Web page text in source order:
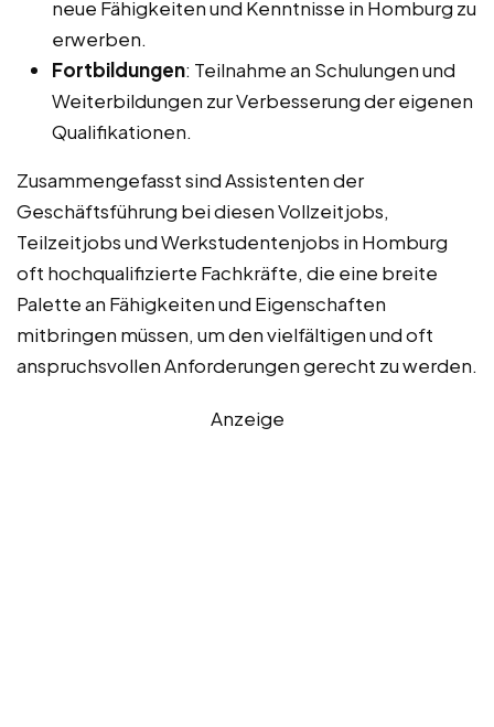
neue Fähigkeiten und Kenntnisse in Homburg zu
erwerben.
Fortbildungen: Teilnahme an Schulungen und
Weiterbildungen zur Verbesserung der eigenen
Qualifikationen.
Zusammengefasst sind Assistenten der
Geschäftsführung bei diesen Vollzeitjobs,
Teilzeitjobs und Werkstudentenjobs in Homburg
oft hochqualifizierte Fachkräfte, die eine breite
Palette an Fähigkeiten und Eigenschaften
mitbringen müssen, um den vielfältigen und oft
anspruchsvollen Anforderungen gerecht zu werden.
Anzeige